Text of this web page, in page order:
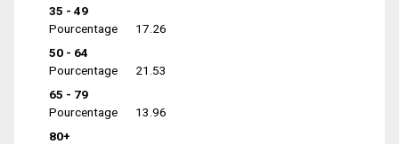
35 - 49
Pourcentage
17.26
50 - 64
Pourcentage
21.53
65 - 79
Pourcentage
13.96
80+